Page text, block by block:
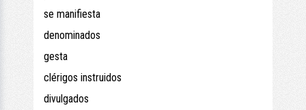
se manifiesta
denominados
gesta
clérigos instruidos
divulgados